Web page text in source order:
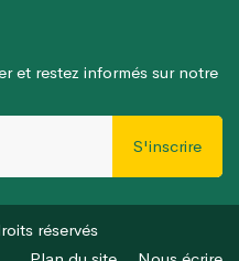
et restez informés sur notre
S'inscrire
réservés